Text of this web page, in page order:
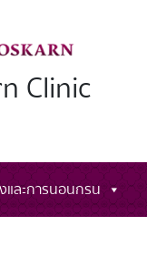
Clinic
และการนอนกรน